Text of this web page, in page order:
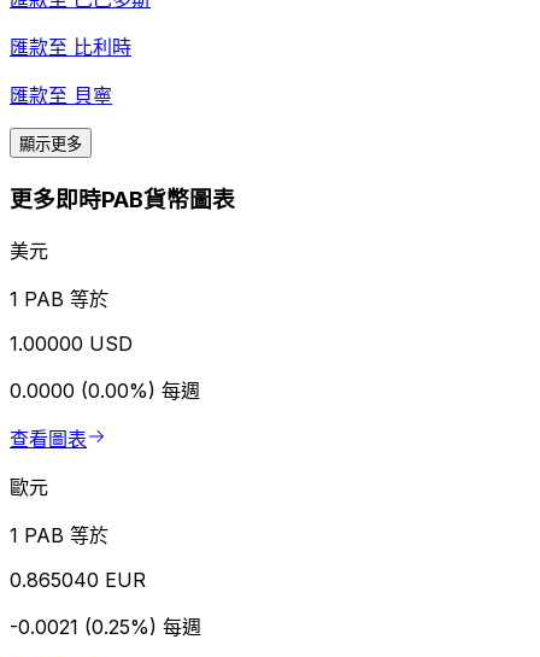
匯款至 比利時
匯款至 貝寧
顯示更多
更多即時PAB貨幣圖表
美元
1 PAB 等於
1.00000 USD
0.0000 (0.00%) 每週
查看圖表
歐元
1 PAB 等於
0.865040 EUR
-0.0021 (0.25%) 每週